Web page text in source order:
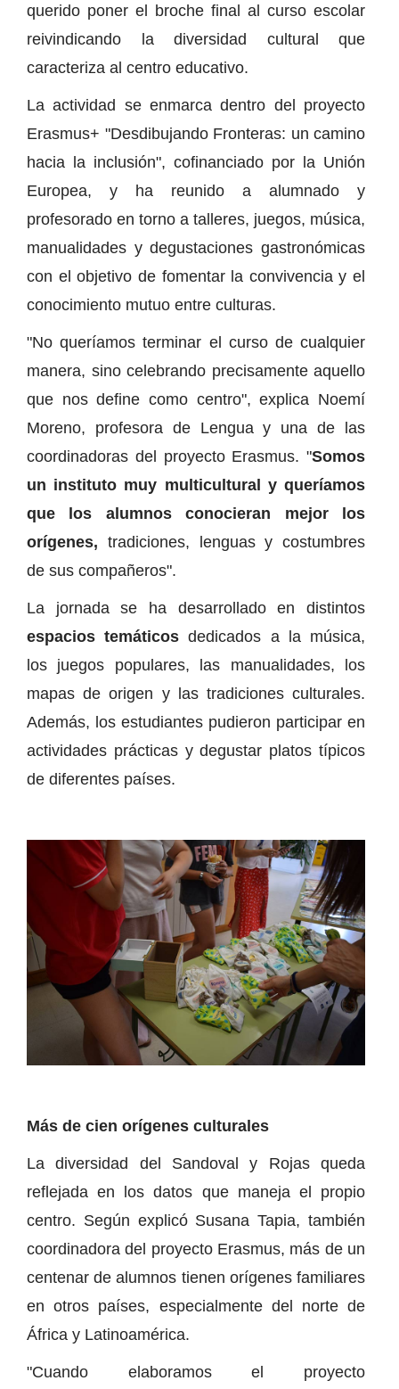
querido poner el broche final al curso escolar
reivindicando la diversidad cultural que
caracteriza al centro educativo.
La actividad se enmarca dentro del proyecto
Erasmus+ "Desdibujando Fronteras: un camino
hacia la inclusión", cofinanciado por la Unión
Europea, y ha reunido a alumnado y
profesorado en torno a talleres, juegos, música,
manualidades y degustaciones gastronómicas
con el objetivo de fomentar la convivencia y el
conocimiento mutuo entre culturas.
"No queríamos terminar el curso de cualquier
manera, sino celebrando precisamente aquello
que nos define como centro", explica Noemí
Moreno, profesora de Lengua y una de las
coordinadoras del proyecto Erasmus. "Somos
un instituto muy multicultural y queríamos
que los alumnos conocieran mejor los
orígenes, tradiciones, lenguas y costumbres
de sus compañeros".
La jornada se ha desarrollado en distintos
espacios temáticosdedicados a la música,
los juegos populares, las manualidades, los
mapas de origen y las tradiciones culturales.
Además, los estudiantes pudieron participar en
actividades prácticas y degustar platos típicos
de diferentes países.
Más de cien orígenes culturales
La diversidad del Sandoval y Rojas queda
reflejada en los datos que maneja el propio
centro. Según explicó Susana Tapia, también
coordinadora del proyecto Erasmus, más de un
centenar de alumnos tienen orígenes familiares
en otros países, especialmente del norte de
África y Latinoamérica.
"Cuando elaboramos el proyecto